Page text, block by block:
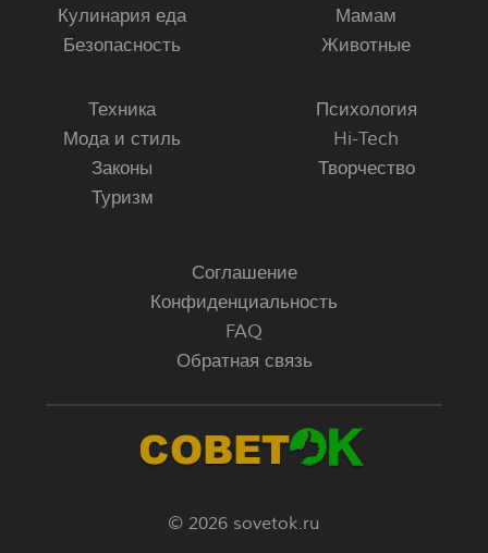
Кулинария еда
Безопасность
Мамам
Животные
Техника
Мода и стиль
Законы
Туризм
Психология
Hi-Tech
Творчество
Соглашение
Конфиденциальность
FAQ
Обратная связь
© 2026 sovetok.ru